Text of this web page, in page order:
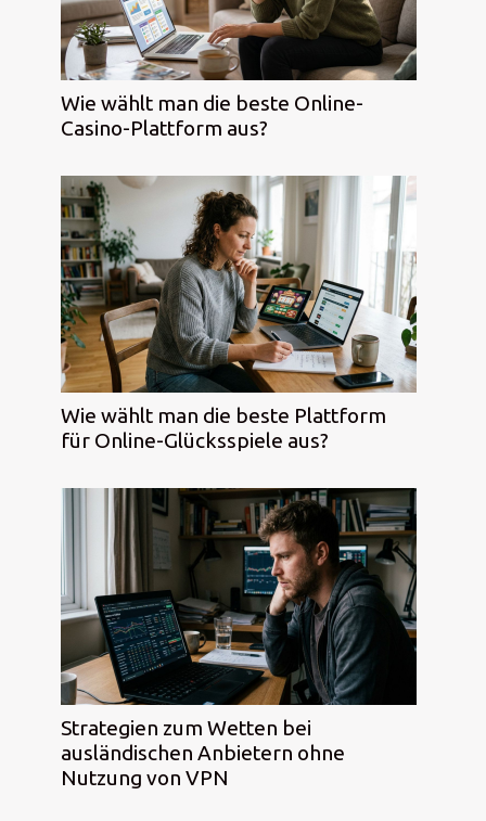
Wie wählt man die beste Online-
Casino-Plattform aus?
Wie wählt man die beste Plattform
für Online-Glücksspiele aus?
Strategien zum Wetten bei
ausländischen Anbietern ohne
Nutzung von VPN